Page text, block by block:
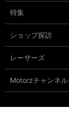
特集
ショップ探訪
レーサーズ
Motorzチャンネル